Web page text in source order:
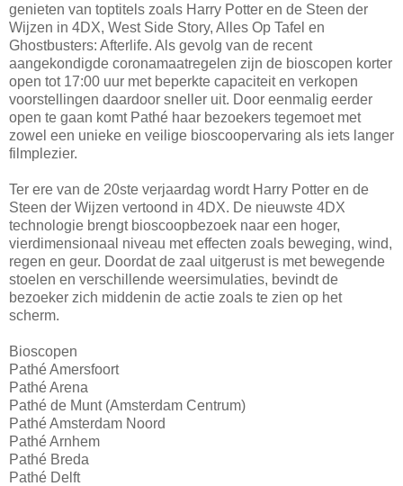
genieten van toptitels zoals Harry Potter en de Steen der
Wijzen in 4DX, West Side Story, Alles Op Tafel en
Ghostbusters: Afterlife. Als gevolg van de recent
aangekondigde coronamaatregelen zijn de bioscopen korter
open tot 17:00 uur met beperkte capaciteit en verkopen
voorstellingen daardoor sneller uit. Door eenmalig eerder
open te gaan komt Pathé haar bezoekers tegemoet met
zowel een unieke en veilige bioscoopervaring als iets langer
filmplezier.
Ter ere van de 20ste verjaardag wordt Harry Potter en de
Steen der Wijzen vertoond in 4DX. De nieuwste 4DX
technologie brengt bioscoopbezoek naar een hoger,
vierdimensionaal niveau met effecten zoals beweging, wind,
regen en geur. Doordat de zaal uitgerust is met bewegende
stoelen en verschillende weersimulaties, bevindt de
bezoeker zich middenin de actie zoals te zien op het
scherm.
Bioscopen
Pathé Amersfoort
Pathé Arena
Pathé de Munt (Amsterdam Centrum)
Pathé Amsterdam Noord
Pathé Arnhem
Pathé Breda
Pathé Delft